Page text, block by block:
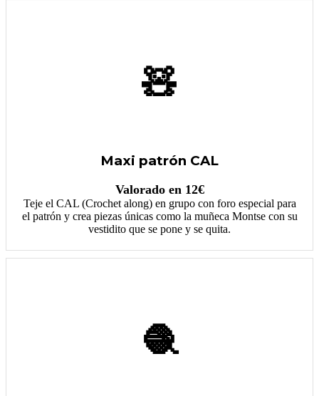
🧸
Maxi patrón CAL
Valorado en 12€
Teje el CAL (Crochet along) en grupo con foro especial para
el patrón y crea piezas únicas como la muñeca Montse con su
vestidito que se pone y se quita.
🧶